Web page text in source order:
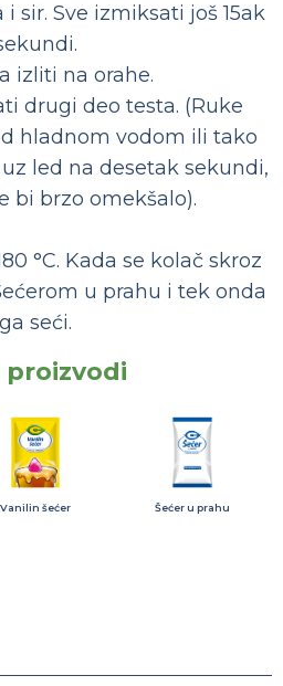
sir. Sve izmiksati još 15ak
izliti na orahe.
drugi deo testa. (Ruke
hladnom vodom ili tako
led na desetak sekundi,
bi brzo omekšalo).
°C. Kada se kolač skroz
u prahu i tek onda
ga seći.
proizvodi
Vanilin šećer Šećer u prahu